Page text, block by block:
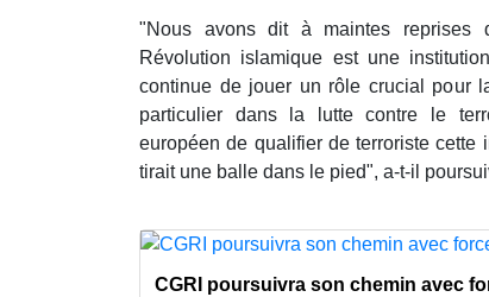
"Nous avons dit à maintes
Révolution islamique est une
continue de jouer un rôle crucial pour
particulier dans la lutte contre le
européen de qualifier de terroriste cette
tirait une balle dans le pied", a-t-il
CGRI poursuivra son chemin avec